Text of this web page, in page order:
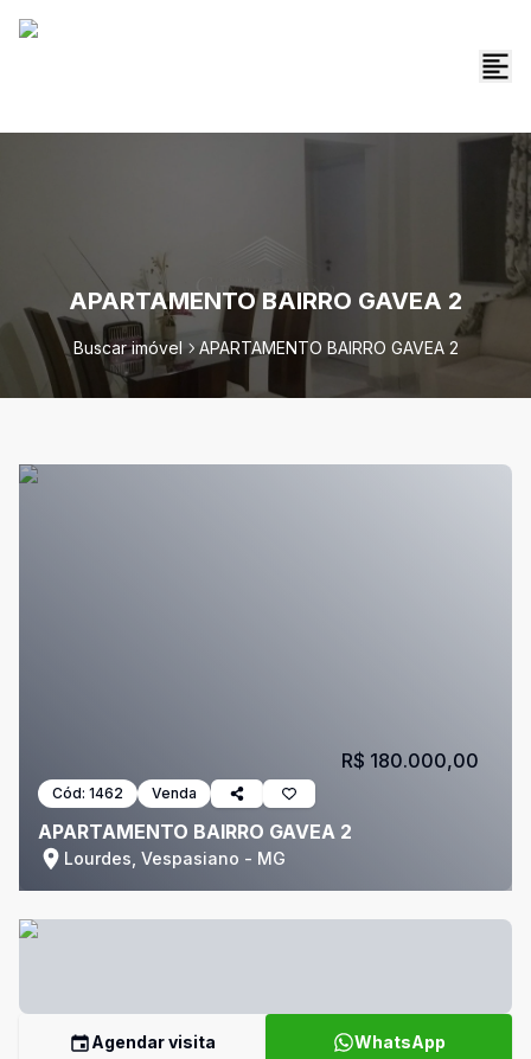
APARTAMENTO BAIRRO GAVEA 2
Buscar imóvel APARTAMENTO BAIRRO GAVEA 2
Cód: 1462 Venda
APARTAMENTO BAIRRO GAVEA 2
Lourdes, Vespasiano - MG
R$ 180.000,00
Agendar visita WhatsApp